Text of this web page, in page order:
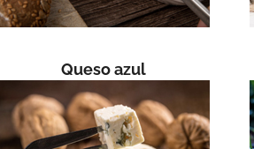
Queso azul